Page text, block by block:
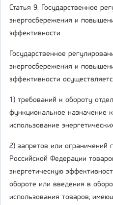
Статья 9. Государственное
энергосбережения и
эффективности
Государственное
энергосбережения и
эффективности
1) требований к обороту
функциональное назначение
использование
2) запретов или ограничений
Российской Федерации
энергетическую
обороте или введения в
использования товаров,